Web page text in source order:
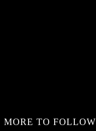
MORE TO FOLLOW